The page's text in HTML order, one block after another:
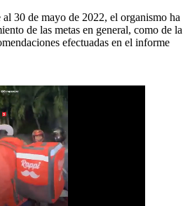
30 de mayo de 2022, el organismo ha
de las metas en general, como de la
efectuadas en el informe